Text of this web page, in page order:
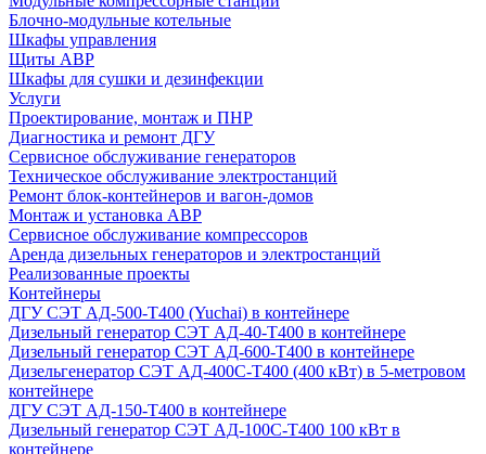
Блочно-модульные котельные
Шкафы управления
Щиты АВР
Шкафы для сушки и дезинфекции
Услуги
Проектирование, монтаж и ПНР
Диагностика и ремонт ДГУ
Сервисное обслуживание генераторов
Техническое обслуживание электростанций
Ремонт блок-контейнеров и вагон-домов
Монтаж и установка АВР
Сервисное обслуживание компрессоров
Аренда дизельных генераторов и электростанций
Реализованные проекты
Контейнеры
ДГУ СЭТ АД-500-Т400 (Yuchai) в контейнере
Дизельный генератор СЭТ АД-40-Т400 в контейнере
Дизельный генератор СЭТ АД-600-Т400 в контейнере
Дизельгенератор СЭТ АД-400С-Т400 (400 кВт) в 5-метровом
контейнере
ДГУ СЭТ АД-150-Т400 в контейнере
Дизельный генератор СЭТ АД-100С-Т400 100 кВт в
контейнере